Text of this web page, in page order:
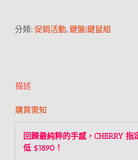
分類: 促銷活動, 鍵盤|鍵鼠組
描述
購買需知
回歸最純粹的手感，CHERRY
低 $1890！